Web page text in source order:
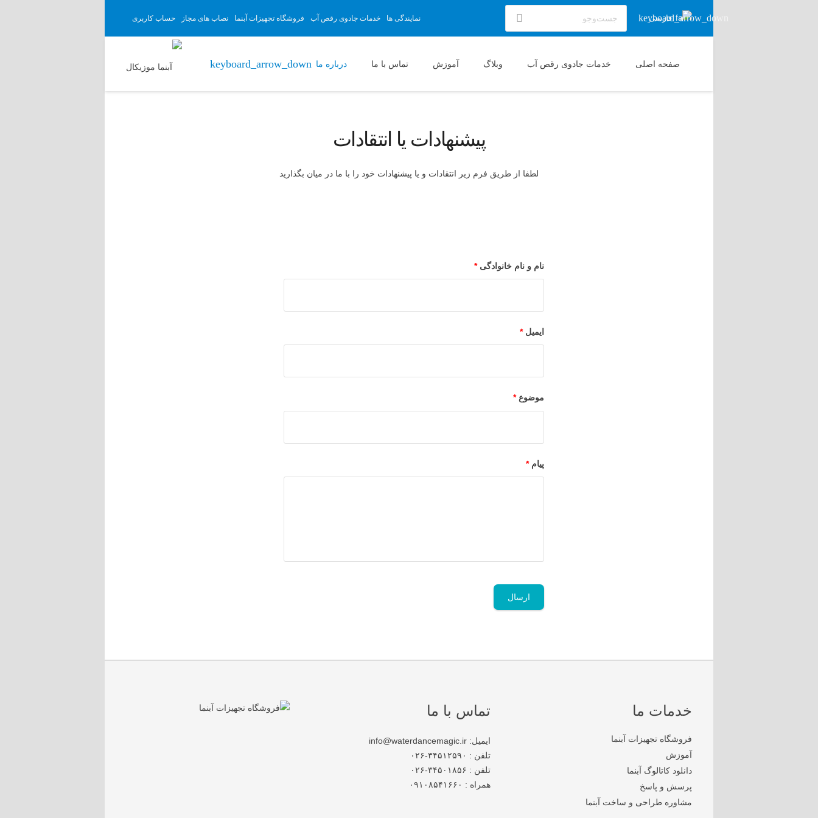
فارسی نمایندگی ها خدمات جادوی رقص آب فروشگاه تجهیزات آبنما نصاب های مجاز حساب کاربری
صفحه اصلی خدمات جادوی رقص آب وبلاگ آموزش تماس با ما درباره ما
پیشنهادات یا انتقادات
لطفا از طریق فرم زیر انتقادات و یا پیشنهادات خود را با ما در میان بگذارید
نام و نام خانوادگی *
ایمیل *
موضوع *
پیام *
خدمات ما
فروشگاه تجهیزات آبنما
آموزش
دانلود کاتالوگ آبنما
پرسش و پاسخ
مشاوره طراحی و ساخت آبنما
تماس با ما
ایمیل: info@waterdancemagic.ir
تلفن : ۳۴۵۱۲۵۹۰-۰۲۶
تلفن : ۳۴۵۰۱۸۵۶-۰۲۶
همراه : ۰۹۱۰۸۵۴۱۶۶۰